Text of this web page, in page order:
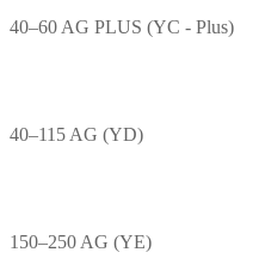
40–60 AG PLUS (YC - Plus)
40–115 AG (YD)
150–250 AG (YE)